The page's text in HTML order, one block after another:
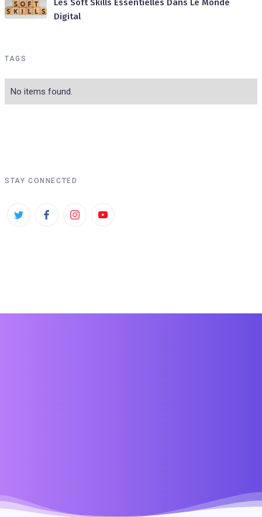
Les Soft Skills Essentielles Dans Le Monde
Digital
TAGS
No items found.
STAY CONNECTED